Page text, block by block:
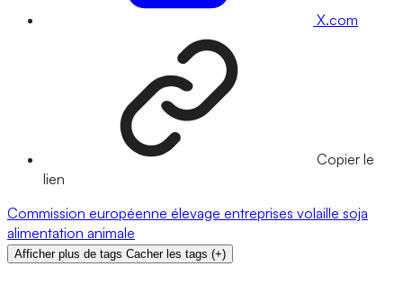
X.com
Copier le
lien
Commission européenne élevage entreprises volaille soja
alimentation animale
Afficher plus de tags Cacher les tags (+)